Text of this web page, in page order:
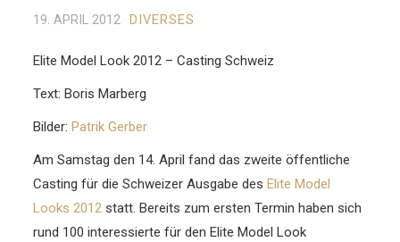
INTERVIEWS
19. APRIL 2012 DIVERSES
Elite Model Look 2012 – Casting Schweiz
Text: Boris Marberg
Bilder:Patrik Gerber
Am Samstag den 14. April fand das zweite öffentliche
Casting für die Schweizer Ausgabe desElite Model
Looks 2012 statt. Bereits zum ersten Termin haben sich
rund 100 interessierte für den Elite Model Look